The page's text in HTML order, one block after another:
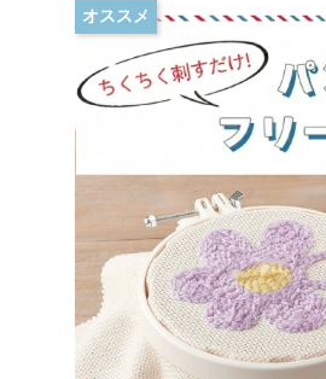
オススメ